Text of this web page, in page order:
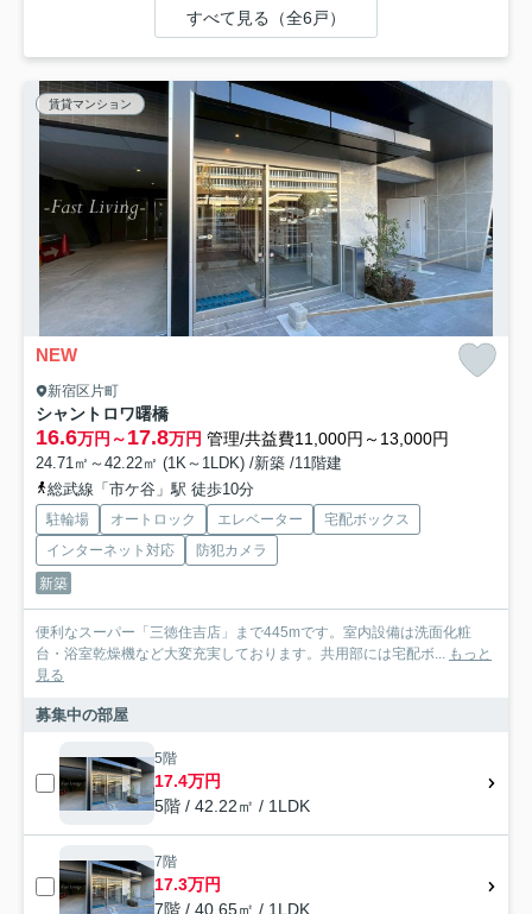
すべて見る（全6戸）
賃貸マンション
NEW
新宿区片町
シャントロワ曙橋
16.6万円～17.8万円 管理/共益費11,000円～13,000円
24.71㎡～42.22㎡ (1K～1LDK) /新築 /11階建
総武線「市ケ谷」駅 徒歩10分
駐輪場 オートロック エレベーター
宅配ボックス
インターネット対応
防犯カメラ
新築
便利なスーパー「三徳住吉店」まで445mです。室内設備は洗面化粧
台・浴室乾燥機など大変充実しております。共用部には宅配ボ... もっと
見る
募集中の部屋
5階
17.4万円
5階 / 42.22㎡ / 1LDK
7階
17.3万円
7階 / 40.65㎡ / 1LDK